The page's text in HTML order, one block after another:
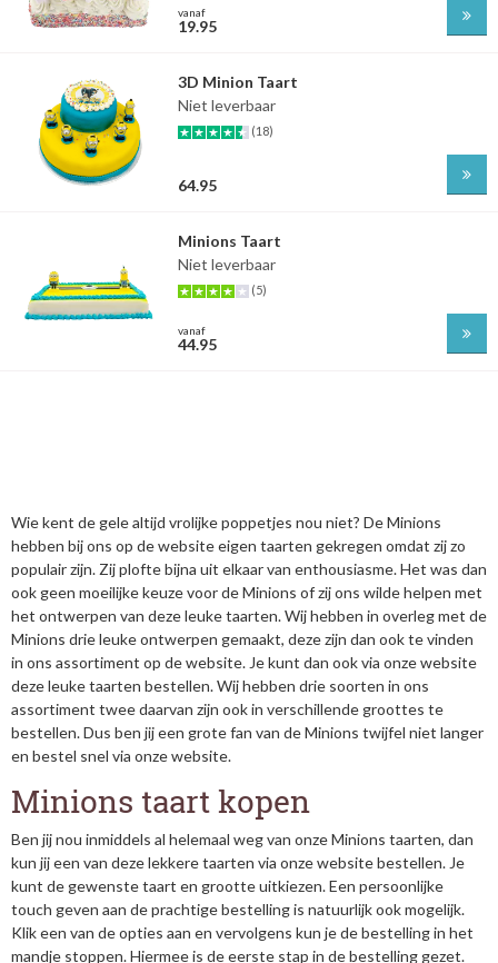
vanaf
19.95
3D Minion Taart
Niet leverbaar
(18)
64.95
Minions Taart
Niet leverbaar
(5)
vanaf
44.95
Wie kent de gele altijd vrolijke poppetjes nou niet? De Minions
hebben bij ons op de website eigen taarten gekregen omdat zij zo
populair zijn. Zij plofte bijna uit elkaar van enthousiasme. Het was dan
ook geen moeilijke keuze voor de Minions of zij ons wilde helpen met
het ontwerpen van deze leuke taarten. Wij hebben in overleg met de
Minions drie leuke ontwerpen gemaakt, deze zijn dan ook te vinden
in ons assortiment op de website. Je kunt dan ook via onze website
deze leuke taarten bestellen. Wij hebben drie soorten in ons
assortiment twee daarvan zijn ook in verschillende groottes te
bestellen. Dus ben jij een grote fan van de Minions twijfel niet langer
en bestel snel via onze website.
Minions taart kopen
Ben jij nou inmiddels al helemaal weg van onze Minions taarten, dan
kun jij een van deze lekkere taarten via onze website bestellen. Je
kunt de gewenste taart en grootte uitkiezen. Een persoonlijke
touch geven aan de prachtige bestelling is natuurlijk ook mogelijk.
Klik een van de opties aan en vervolgens kun je de bestelling in het
mandje stoppen. Hiermee is de eerste stap in de bestelling gezet.